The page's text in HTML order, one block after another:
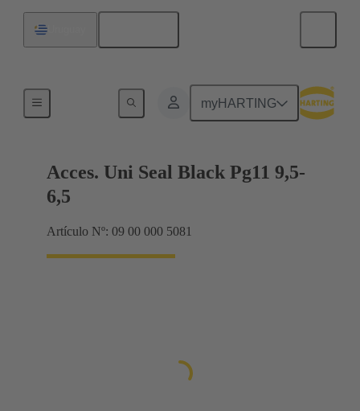
myHARTING
Acces. Uni Seal Black Pg11 9,5-
6,5
Artículo Nº: 09 00 000 5081